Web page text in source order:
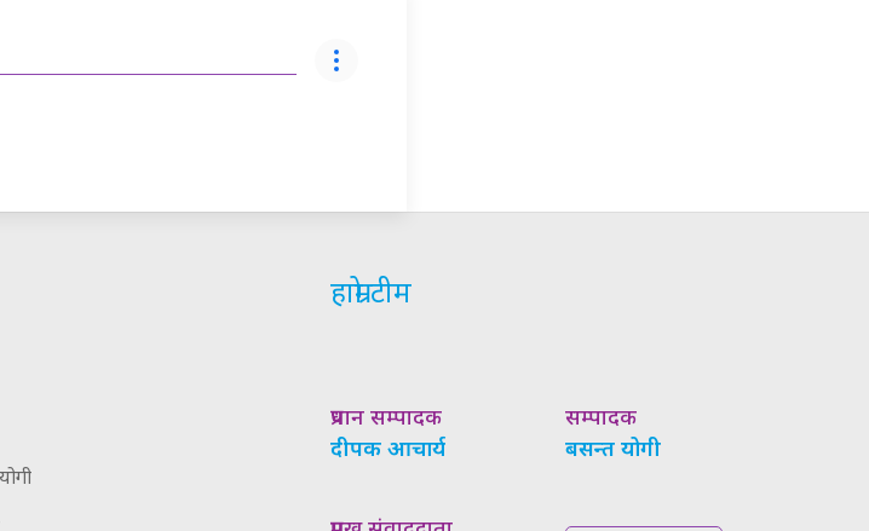
हाम्रो टीम
प्रधान सम्पादक
दीपक आचार्य
सम्पादक
बसन्त योगी